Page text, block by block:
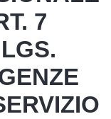
7